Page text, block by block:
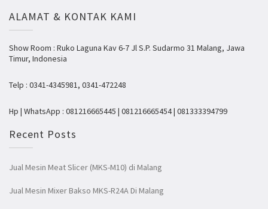
ALAMAT & KONTAK KAMI
Show Room : Ruko Laguna Kav 6-7 Jl S.P. Sudarmo 31 Malang, Jawa
Timur, Indonesia
Telp : 0341-4345981, 0341-472248
Hp | WhatsApp : 081216665445 | 081216665454 | 081333394799
Recent Posts
Jual Mesin Meat Slicer (MKS-M10) di Malang
Jual Mesin Mixer Bakso MKS-R24A Di Malang